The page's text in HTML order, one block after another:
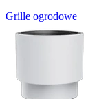
Grille ogrodowe